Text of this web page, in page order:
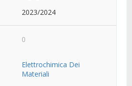
2023/2024
0
Elettrochimica Dei
Materiali